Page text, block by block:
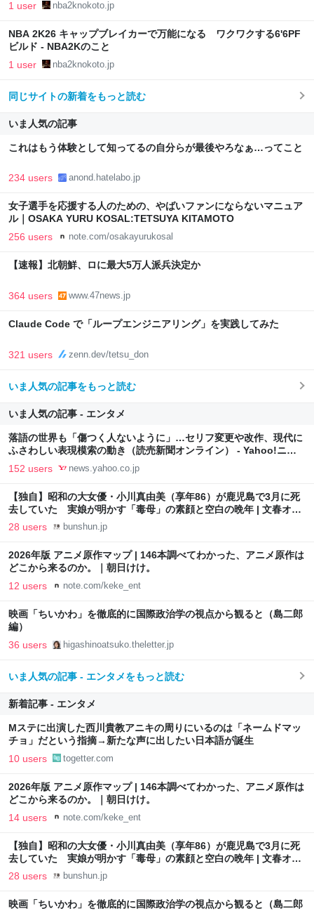
1 user nba2knokoto.jp
NBA 2K26 キャップブレイカーで万能になる ワクワクする6'6PF
ビルド - NBA2Kのこと
1 user nba2knokoto.jp
同じサイトの新着をもっと読む
いま人気の記事
これはもう体験として知ってるの自分らが最後やろなぁ…ってこと
234 users anond.hatelabo.jp
女子選手を応援する人のための、やばいファンにならないマニュア
ル｜OSAKA YURU KOSAL:TETSUYA KITAMOTO
256 users note.com/osakayurukosal
【速報】北朝鮮、ロに最大5万人派兵決定か
364 users www.47news.jp
Claude Code で「ループエンジニアリング」を実践してみた
321 users zenn.dev/tetsu_don
いま人気の記事をもっと読む
いま人気の記事 - エンタメ
落語の世界も「傷つく人ないように」…セリフ変更や改作、現代に
ふさわしい表現模索の動き（読売新聞オンライン） - Yahoo!ニュ
ース
152 users news.yahoo.co.jp
【独自】昭和の大女優・小川真由美（享年86）が鹿児島で3月に死
去していた 実娘が明かす「毒母」の素顔と空白の晩年 | 文春オン
ライン
28 users bunshun.jp
2026年版 アニメ原作マップ | 146本調べてわかった、アニメ原作は
どこから来るのか。｜朝日けけ。
12 users note.com/keke_ent
映画「ちいかわ」を徹底的に国際政治学の視点から観ると（島二郎
編）
36 users higashinoatsuko.theletter.jp
いま人気の記事 - エンタメをもっと読む
新着記事 - エンタメ
Mステに出演した西川貴教アニキの周りにいるのは「ネームドマッ
チョ」だという指摘→新たな声に出したい日本語が誕生
10 users togetter.com
2026年版 アニメ原作マップ | 146本調べてわかった、アニメ原作は
どこから来るのか。｜朝日けけ。
14 users note.com/keke_ent
【独自】昭和の大女優・小川真由美（享年86）が鹿児島で3月に死
去していた 実娘が明かす「毒母」の素顔と空白の晩年 | 文春オン
ライン
28 users bunshun.jp
映画「ちいかわ」を徹底的に国際政治学の視点から観ると（島二郎